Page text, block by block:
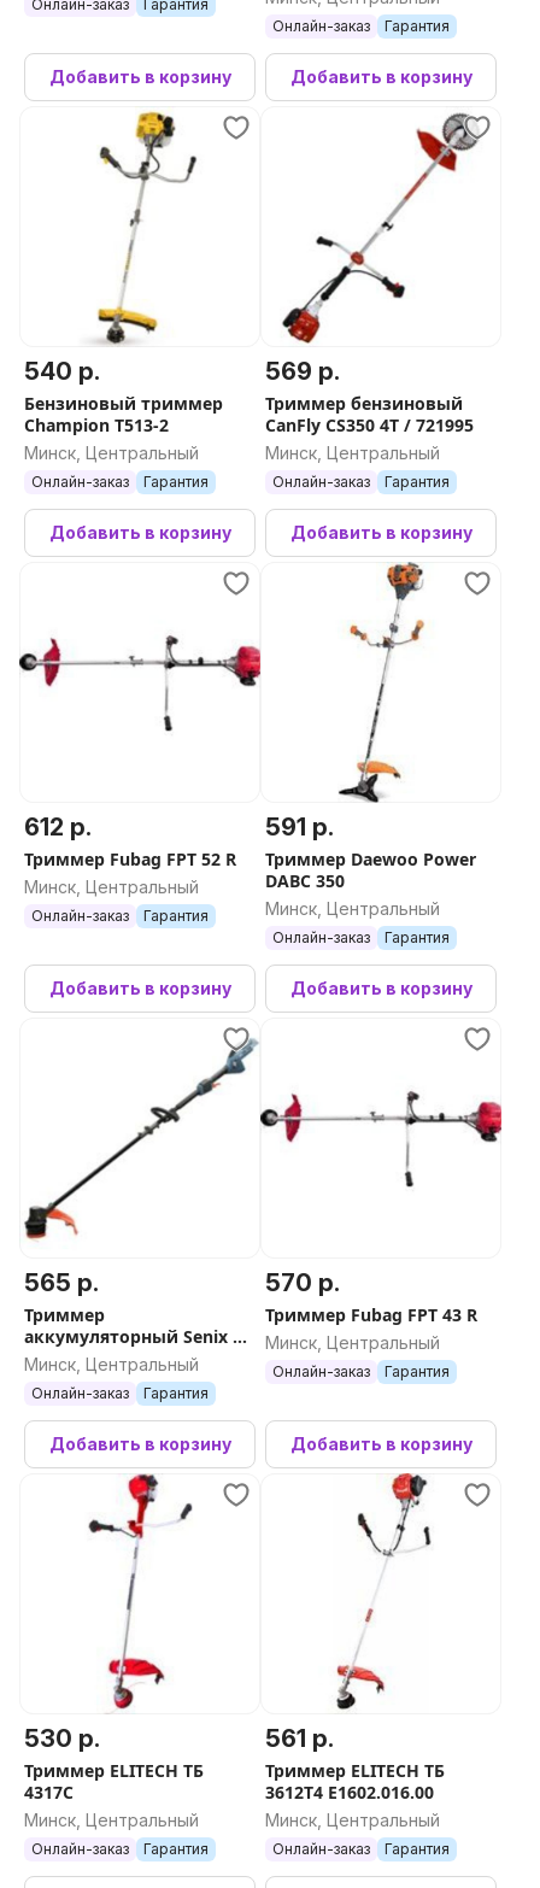
Онлайн-заказ Гарантия
Добавить в корзину
Онлайн-заказ Гарантия
Добавить в корзину
540 р.
Бензиновый триммер
Champion T513-2
Минск, Центральный
Онлайн-заказ Гарантия
Добавить в корзину
569 р.
Триммер бензиновый
CanFly CS350 4Т / 721995
Минск, Центральный
Онлайн-заказ Гарантия
Добавить в корзину
612 р.
Триммер Fubag FPT 52 R
Минск, Центральный
Онлайн-заказ Гарантия
Добавить в корзину
591 р.
Триммер Daewoo Power
DABC 350
Минск, Центральный
Онлайн-заказ Гарантия
Добавить в корзину
565 р.
Триммер
аккумуляторный Senix X6
60В / GTX6-M-EU-0 (без
АКБ и ЗУ)
Минск, Центральный
Онлайн-заказ Гарантия
Добавить в корзину
570 р.
Триммер Fubag FPT 43 R
Минск, Центральный
Онлайн-заказ Гарантия
Добавить в корзину
530 р.
Триммер ELITECH ТБ
4317С
Минск, Центральный
Онлайн-заказ Гарантия
561 р.
Триммер ELITECH ТБ
3612T4 E1602.016.00
Минск, Центральный
Онлайн-заказ Гарантия